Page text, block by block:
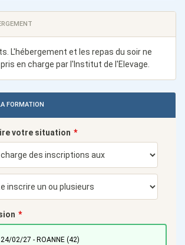
L'hébergement et les repas du soir ne
en charge par l'Institut de l'Elevage.
FORMATION
votre situation
du 23/02/27 au 24/02/27 - ROANNE (42)